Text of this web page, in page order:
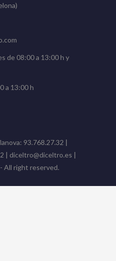
de 08:00 a 13:00 h y
a 13:00 h
93.768.27.32 |
| diceltro@diceltro.es |
All right reserved.